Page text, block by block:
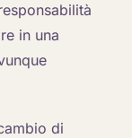
in una
di